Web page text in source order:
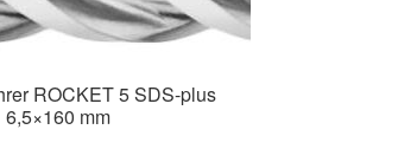
ROCKET 5 SDS-plus
6,5×160 mm